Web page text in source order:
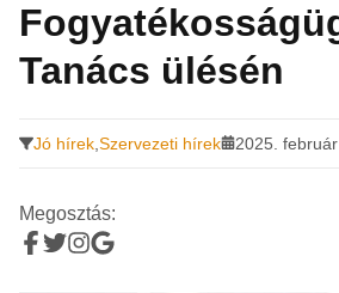
Tanács ülésén
Jó hírek Szervezeti hírek 2025. február
Megosztás: